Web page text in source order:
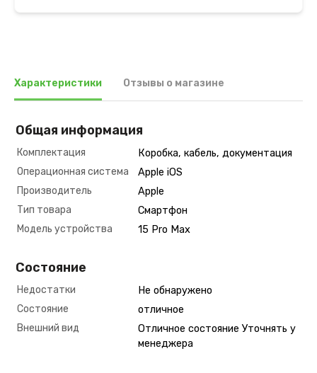
Характеристики Отзывы о магазине
Общая информация
Комплектация
Коробка, кабель, документация
Операционная система
Apple iOS
Производитель
Apple
Тип товара
Смартфон
Модель устройства
15 Pro Max
Состояние
Недостатки
Не обнаружено
Состояние
отличное
Внешний вид
Отличное состояние Уточнять у
менеджера